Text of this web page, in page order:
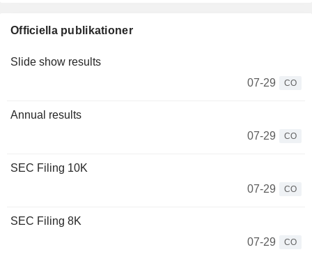
Officiella publikationer
Slide show results
07-29
CO
Annual results
07-29
CO
SEC Filing 10K
07-29
CO
SEC Filing 8K
07-29
CO